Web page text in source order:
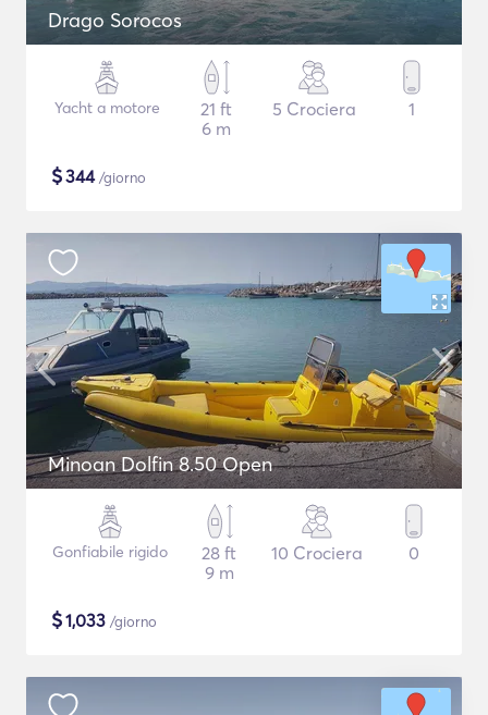
Drago Sorocos
Yacht a motore
21 ft
6 m
5 Crociera 1
$344/giorno
Minoan Dolfin 8.50 Open
Gonfiabile rigido
28 ft
9 m
10 Crociera 0
$1,033 /giorno